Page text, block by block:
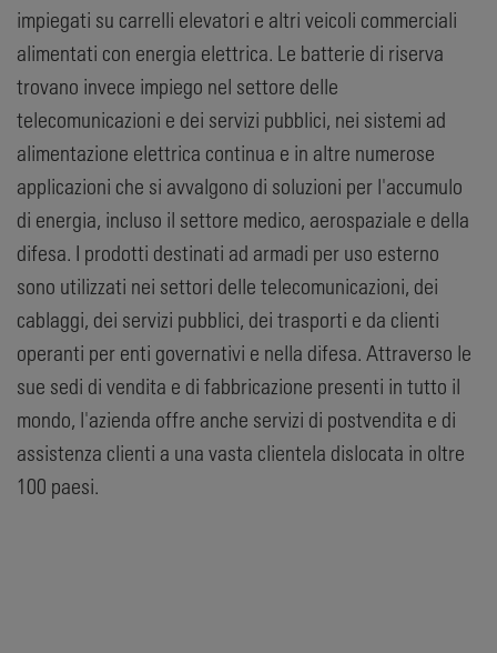
impiegati su carrelli elevatori e altri veicoli commerciali
alimentati con energia elettrica. Le batterie di riserva
trovano invece impiego nel settore delle
telecomunicazioni e dei servizi pubblici, nei sistemi ad
alimentazione elettrica continua e in altre numerose
applicazioni che si avvalgono di soluzioni per l'accumulo
di energia, incluso il settore medico, aerospaziale e della
difesa. I prodotti destinati ad armadi per uso esterno
sono utilizzati nei settori delle telecomunicazioni, dei
cablaggi, dei servizi pubblici, dei trasporti e da clienti
operanti per enti governativi e nella difesa. Attraverso le
sue sedi di vendita e di fabbricazione presenti in tutto il
mondo, l'azienda offre anche servizi di postvendita e di
assistenza clienti a una vasta clientela dislocata in oltre
100 paesi.